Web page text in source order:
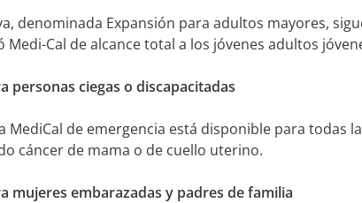
denominada Expansión para adultos mayores,
Cal de alcance total a los jóvenes adultos
personas ciegas o discapacitadas
MediCal de emergencia está disponible para todas
cáncer de mama o de cuello uterino.
mujeres embarazadas y padres de familia